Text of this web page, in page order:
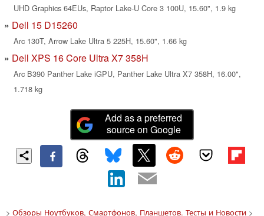
UHD Graphics 64EUs, Raptor Lake-U Core 3 100U, 15.60", 1.9 kg
Dell 15 D15260
Arc 130T, Arrow Lake Ultra 5 225H, 15.60", 1.66 kg
Dell XPS 16 Core Ultra X7 358H
Arc B390 Panther Lake iGPU, Panther Lake Ultra X7 358H, 16.00",
1.718 kg
Add as a preferred
source on Google
> Обзоры Ноутбуков, Смартфонов, Планшетов. Тесты и Новости>